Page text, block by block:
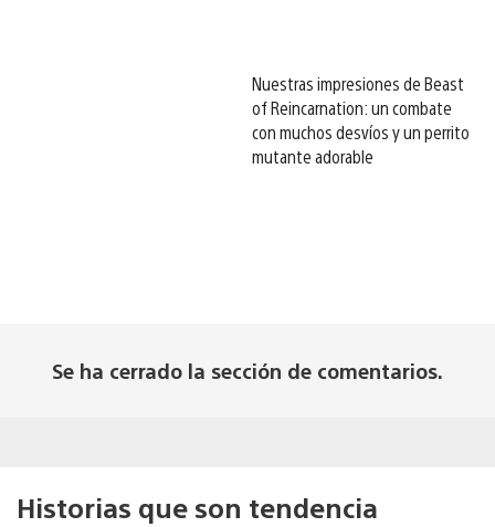
Nuestras impresiones de Beast
of Reincarnation: un combate
con muchos desvíos y un perrito
mutante adorable
Se ha cerrado la sección de comentarios.
Historias que son tendencia